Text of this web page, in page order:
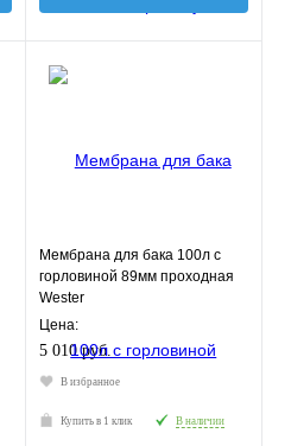
Мембрана для бака 100л с
горловиной 89мм проходная
Wester
Цена:
5 010 руб.
В избранное
Купить в 1 клик В наличии